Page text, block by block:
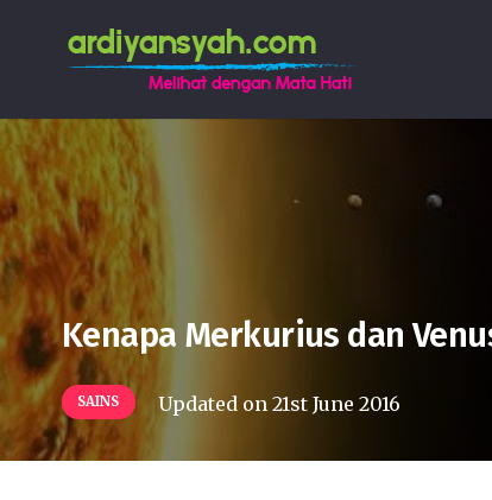
Kenapa Merkurius dan
SAINS Updated on21st June 2016